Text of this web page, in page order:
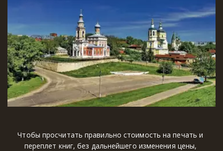
Чтобы просчитать правильно стоимость на печать и
переплет книг, без дальнейшего изменения цены,